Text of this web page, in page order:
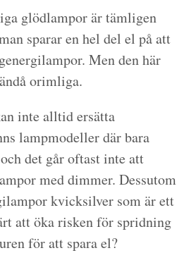
glödlampor är tämligen
sparar en hel del el på att
Men den här
orimliga.
inte alltid ersätta
lampmodeller där bara
det går oftast inte att
med dimmer. Dessutom
kvicksilver som är ett
att öka risken för spridning
för att spara el?